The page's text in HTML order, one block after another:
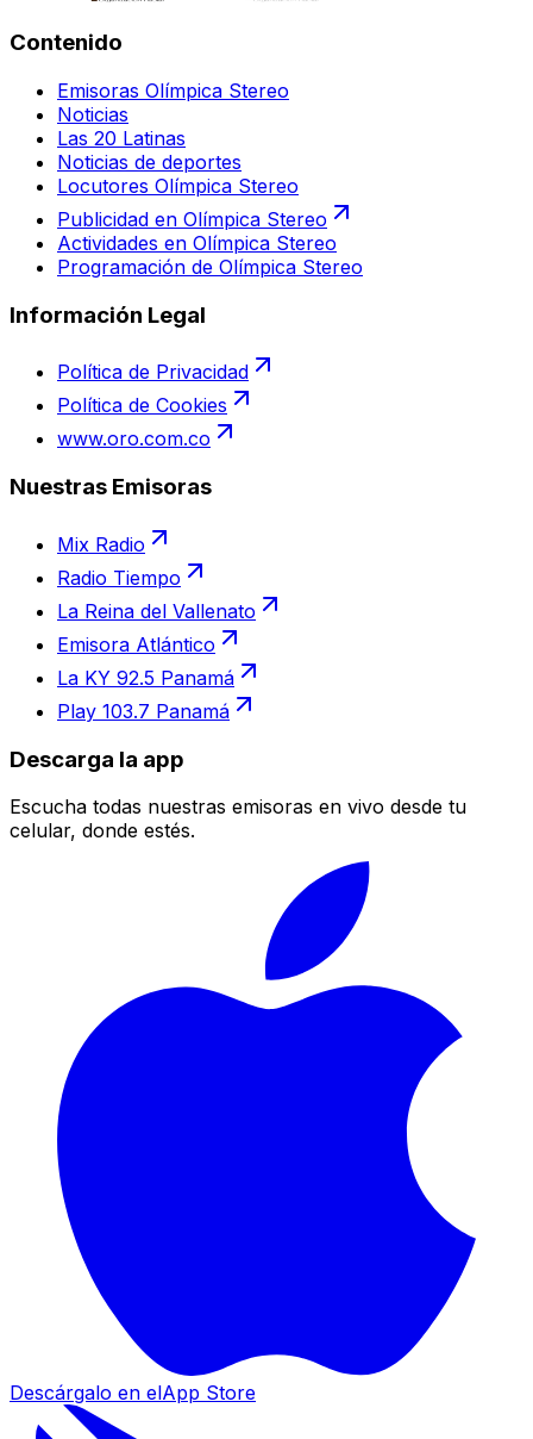
Contenido
Emisoras Olímpica Stereo
Noticias
Las 20 Latinas
Noticias de deportes
Locutores Olímpica Stereo
Publicidad en Olímpica Stereo
Actividades en Olímpica Stereo
Programación de Olímpica Stereo
Información Legal
Política de Privacidad
Política de Cookies
www.oro.com.co
Nuestras Emisoras
Mix Radio
Radio Tiempo
La Reina del Vallenato
Emisora Atlántico
La KY 92.5 Panamá
Play 103.7 Panamá
Descarga la app
Escucha todas nuestras emisoras en vivo desde tu
celular, donde estés.
Descárgalo en elApp Store